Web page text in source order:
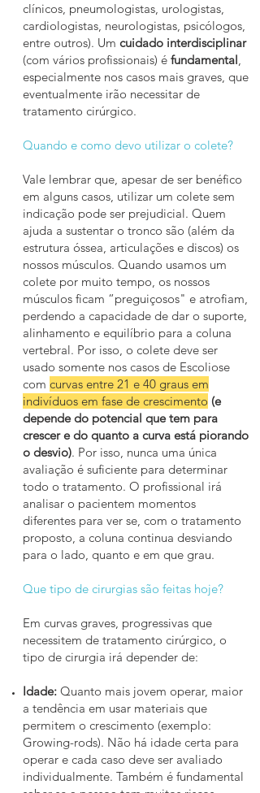
clínicos, pneumologistas, urologistas,
cardiologistas, neurologistas, psicólogos,
entre outros). Um cuidado interdisciplinar
(com vários profissionais) é fundamental,
especialmente nos casos mais graves, que
eventualmente irão necessitar de
tratamento cirúrgico.
Quando e como devo utilizar o colete?
Vale lembrar que, apesar de ser benéfico
em alguns casos, utilizar um colete sem
indicação pode ser prejudicial. Quem
ajuda a sustentar o tronco são (além da
estrutura óssea, articulações e discos) os
nossos músculos. Quando usamos um
colete por muito tempo, os nossos
músculos ficam “preguiçosos" e atrofiam,
perdendo a capacidade de dar o suporte,
alinhamento e equilíbrio para a coluna
vertebral. Por isso, o colete deve ser
usado somente nos casos de Escoliose
com curvas entre 21 e 40 graus em
indivíduos em fase de crescimento (e
depende do potencial que tem para
crescer e do quanto a curva está piorando
o desvio). Por isso, nunca uma única
avaliação é suficiente para determinar
todo o tratamento. O profissional irá
analisar o pacientem momentos
diferentes para ver se, com o tratamento
proposto, a coluna continua desviando
para o lado, quanto e em que grau.
Que tipo de cirurgias são feitas hoje?
Em curvas graves, progressivas que
necessitem de tratamento cirúrgico, o
tipo de cirurgia irá depender de:
Idade: Quanto mais jovem operar, maior
a tendência em usar materiais que
permitem o crescimento (exemplo:
Growing-rods). Não há idade certa para
operar e cada caso deve ser avaliado
individualmente. Também é fundamental